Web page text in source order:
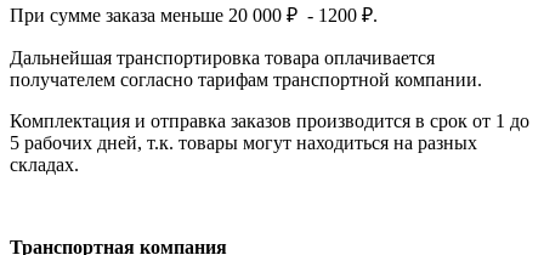
При сумме заказа меньше 20 000 ₽ - 1200 ₽.
Дальнейшая транспортировка товара оплачивается
получателем согласно тарифам транспортной компании.
Комплектация и отправка заказов производится в срок от 1 до
5 рабочих дней, т.к. товары могут находиться на разных
складах.
Транспортная компания